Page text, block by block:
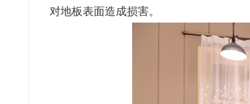
对地板表面造成损害。